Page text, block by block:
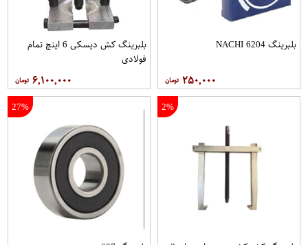
بلبرینگ 6204 NACHI
۲۵۰,۰۰۰
بلبرینگ کش دیسکی 6 اینچ تمام
فولادی
۶,۱۰۰,۰۰۰
2%
27%